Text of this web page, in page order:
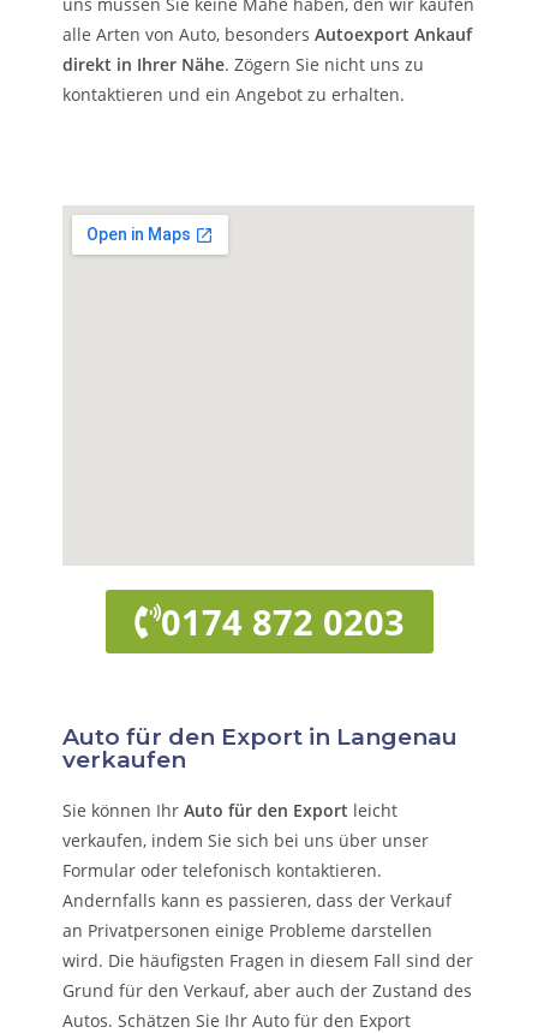
alle Arten von Auto, besondersAutoexport Ankauf
direkt in Ihrer Nähe. Zögern Sie nicht uns zu
kontaktieren und ein Angebot zu erhalten.
0174 872 0203
Auto für den Export in Langenau
verkaufen
Sie können IhrAuto für den Export leicht
verkaufen, indem Sie sich bei uns über unser
Formular oder telefonisch kontaktieren.
Andernfalls kann es passieren, dass der Verkauf
an Privatpersonen einige Probleme darstellen
wird. Die häufigsten Fragen in diesem Fall sind der
Grund für den Verkauf, aber auch der Zustand des
Autos. Schätzen Sie Ihr Auto für den Export